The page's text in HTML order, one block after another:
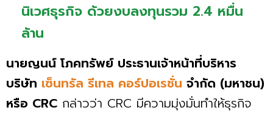
นิเวศธุรกิจ ด้วยงบลงทุนรวม 2.4 หมื่น
ล้าน
นายญนน์ โภคทรัพย์ ประธานเจ้าหน้าที่บริหาร
บริษัท เซ็นทรัล รีเทล คอร์ปอเรชั่น จำกัด (มหาชน)
หรือ CRC กล่าวว่า CRC มีความมุ่งมั่นทำให้ธุรกิจ